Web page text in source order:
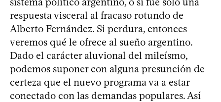
respuesta visceral al fracaso rotundo de
Alberto Fernández. Si perdura, entonces
veremos qué le ofrece al sueño argentino.
Dado el carácter aluvional del mileísmo,
podemos suponer con alguna presunción de
certeza que el nuevo programa va a estar
conectado con las demandas populares. Así